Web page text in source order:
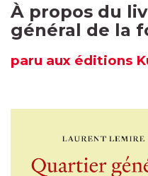
À propos du
général de la
paru aux éditions